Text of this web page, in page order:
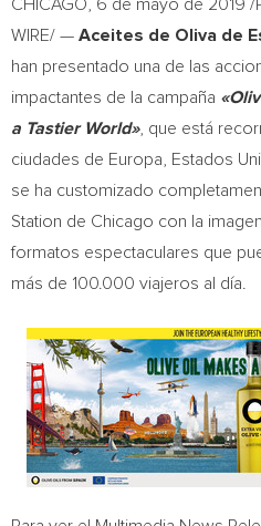
CHICAGO , 6 de mayo de 2019 /
WIRE/ — Aceites de Oliva de
han presentado una de las
impactantes de la campaña
a Tastier World», que está
ciudades de Europa, Estados
se ha customizado
Station de Chicago con la
formatos espectaculares que
más de 100.000 viajeros al día.